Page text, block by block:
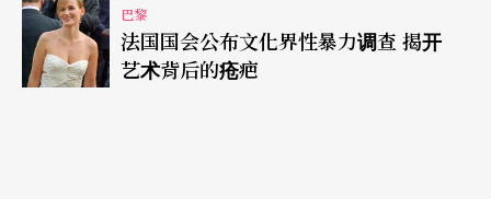
颠覆了大家对于性别和身分的既定认知。对他来
说，莎士比亚发明了这种「随机抽样」（samplin
g）的创作风格。他在剧作中混杂了各种文化，戏弄
巴黎
法国国会公布文化界性暴力调查 揭开
艺术背后的疮疤